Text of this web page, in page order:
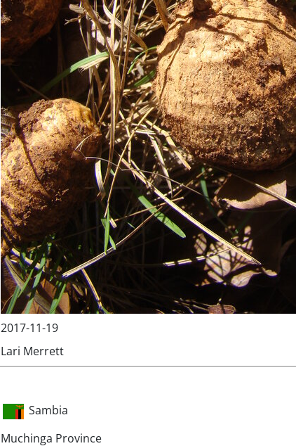
2017-11-19
Lari Merrett
Sambia
Muchinga Province